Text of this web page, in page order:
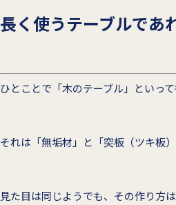
長く使うテーブルであ
ひとことで「木のテーブル」といっ
それは「無垢材」と「突板（ツキ板）
見た目は同じようでも、その作り方